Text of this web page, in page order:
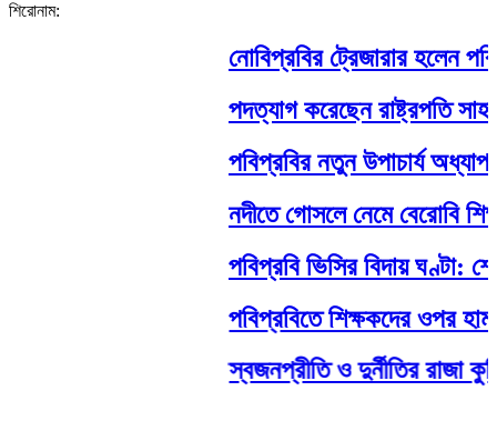
শিরোনাম:
নোবিপ্রবির ট্রেজারার হলেন
পদত্যাগ করেছেন রাষ্ট্রপতি
পবিপ্রবির নতুন উপাচার্য অধ্যাপক
নদীতে গোসলে নেমে বেরোবি
পবিপ্রবি ভিসির বিদায় ঘণ্টা:
পবিপ্রবিতে শিক্ষকদের ওপর হামলা:
স্বজনপ্রীতি ও দুর্নীতির রাজা